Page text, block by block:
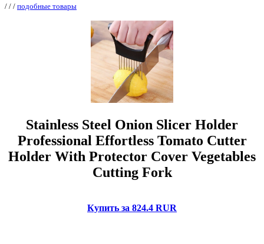
/ / / подобные товары
Stainless Steel Onion Slicer Holder
Professional Effortless Tomato Cutter
Holder With Protector Cover Vegetables
Cutting Fork
Купить за 824.4 RUR